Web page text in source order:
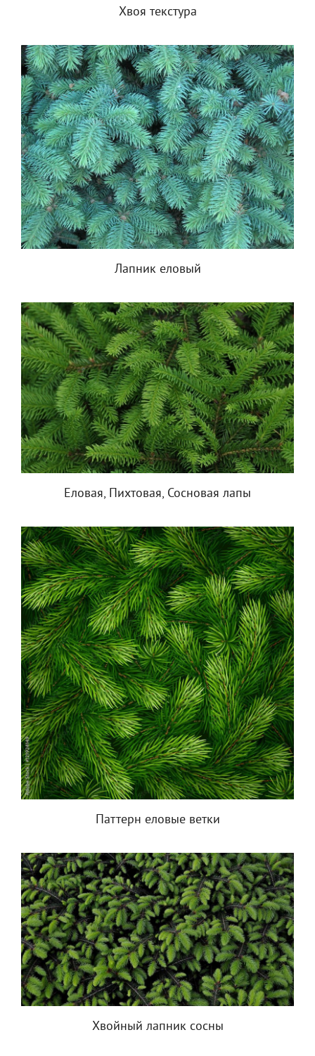
Хвоя текстура
Лапник еловый
Еловая, Пихтовая, Сосновая лапы
Паттерн еловые ветки
Хвойный лапник сосны